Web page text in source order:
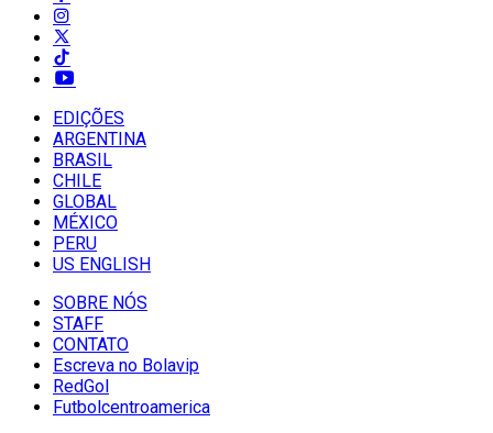
EDIÇÕES
ARGENTINA
BRASIL
CHILE
GLOBAL
MÉXICO
PERU
US ENGLISH
SOBRE NÓS
STAFF
CONTATO
Escreva no Bolavip
RedGol
Futbolcentroamerica